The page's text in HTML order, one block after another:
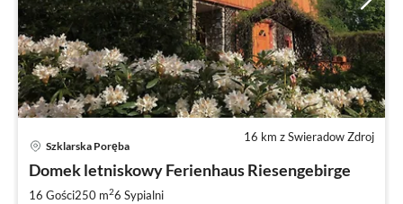
16 km z Swieradow Zdroj
Szklarska Poręba
Domek letniskowy Ferienhaus Riesengebirge
16 Gości250 m26 Sypialni